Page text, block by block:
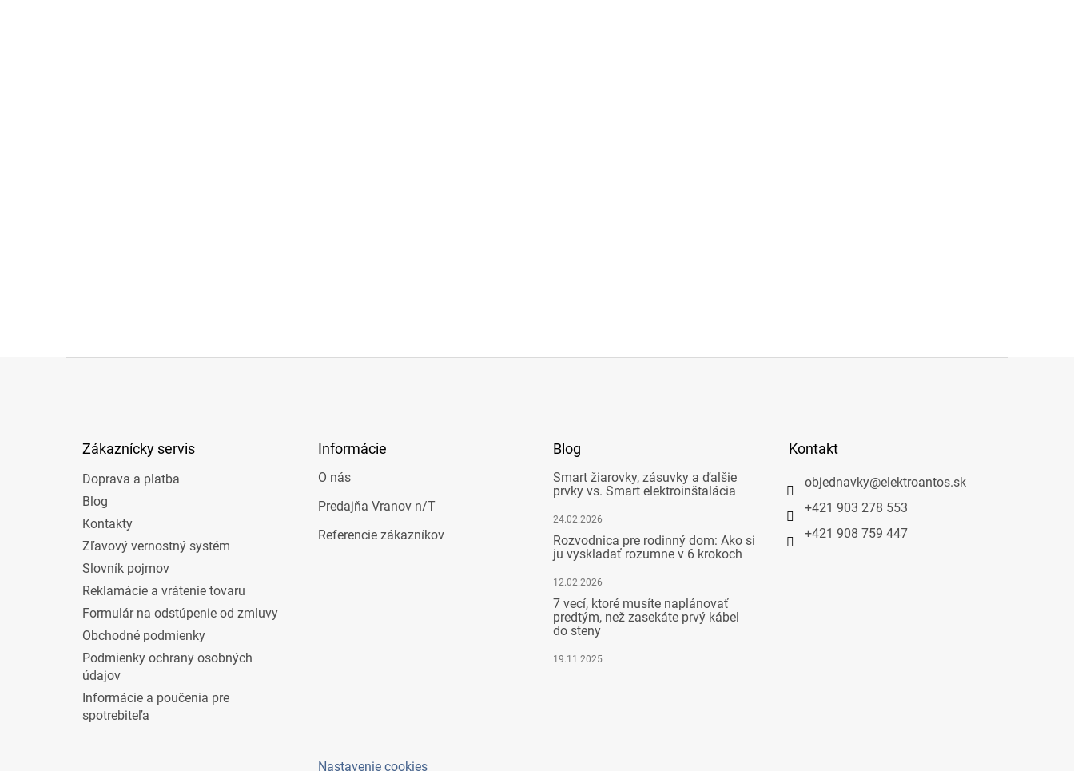
Zákaznícky servis
Doprava a platba
Blog
Kontakty
Zľavový vernostný systém
Slovník pojmov
Reklamácie a vrátenie tovaru
Formulár na odstúpenie od zmluvy
Obchodné podmienky
Podmienky ochrany osobných
údajov
Informácie a poučenia pre
spotrebiteľa
Informácie
O nás
Predajňa Vranov n/T
Referencie zákazníkov
Blog
Smart žiarovky, zásuvky a ďalšie
prvky vs. Smart elektroinštalácia
24.02.2026
Rozvodnica pre rodinný dom: Ako si
ju vyskladať rozumne v 6 krokoch
12.02.2026
7 vecí, ktoré musíte naplánovať
predtým, než zasekáte prvý kábel
do steny
19.11.2025
Kontakt
objednavky@elektroantos.sk
+421 903 278 553
+421 908 759 447
Nastavenie cookies